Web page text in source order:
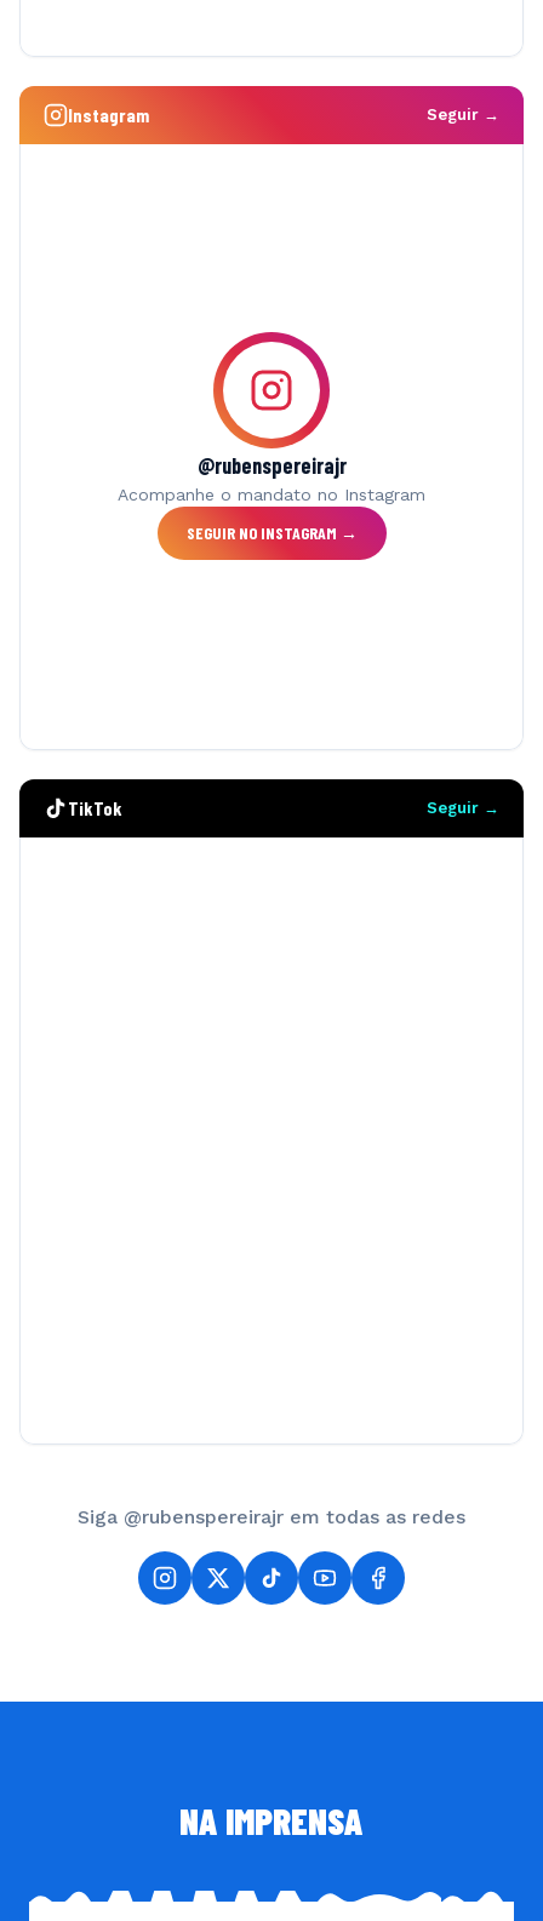
Instagram Seguir →
@rubenspereirajr
Acompanhe o mandato no Instagram
SEGUIR NO INSTAGRAM →
TikTok Seguir →
Siga @rubenspereirajr em todas as redes
NA IMPRENSA